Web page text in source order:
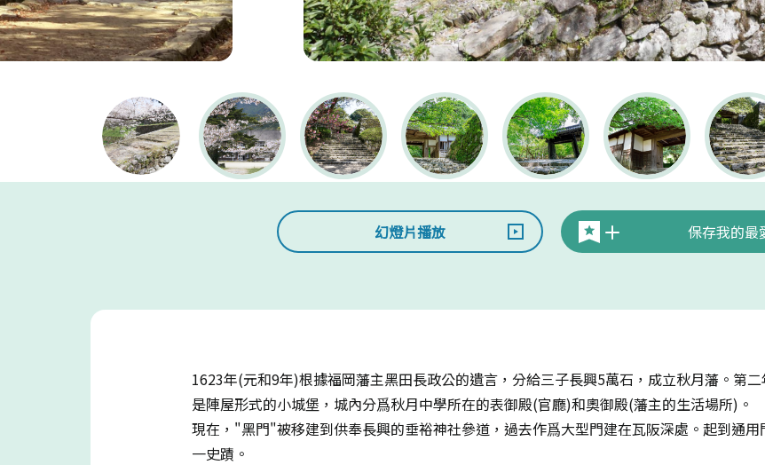
幻燈片播放 保存我的最
1623年(元和9年)根據福岡藩主黑田長政公的遺言，分給三子長興5萬石，成立秋月藩。第
是陣屋形式的小城堡，城內分爲秋月中學所在的表御殿(官廳)和奧御殿(藩主的生活場所)。
現在，"黑門"被移建到供奉長興的垂裕神社參道，過去作爲大型門建在瓦阪深處。起到通
一史蹟。